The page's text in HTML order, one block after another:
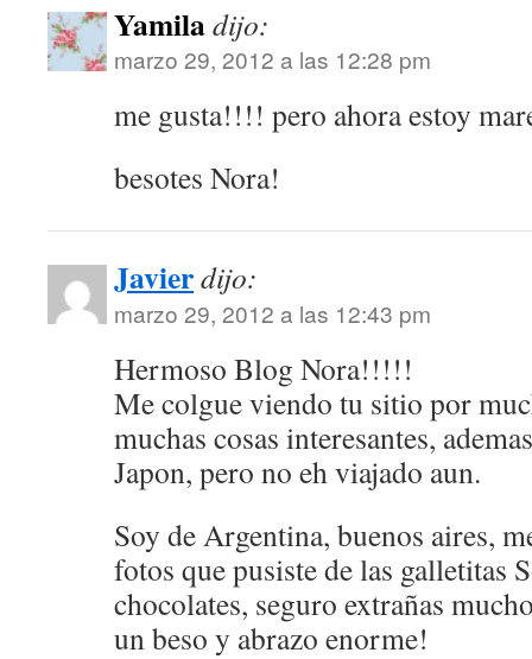
Yamiladijo:
marzo 29, 2012 a las 12:28 pm
me gusta!!!! pero ahora estoy
besotes Nora!
Javierdijo:
marzo 29, 2012 a las 12:43 pm
Hermoso Blog Nora!!!!!
Me colgue viendo tu sitio por
muchas cosas interesantes,
Japon, pero no eh viajado aun.
Soy de Argentina, buenos aires,
fotos que pusiste de las galletitas
chocolates, seguro extrañas
un beso y abrazo enorme!